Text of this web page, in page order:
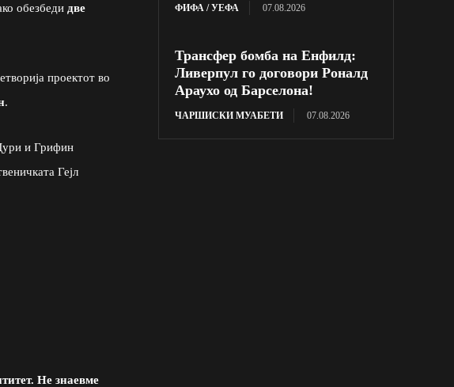
обезбеди две
проектот во
.
и Грифин
Гејл
Не знаевме
ФИФА / УЕФА 07.08.2026
Трансфер бомба на Енфилд:
Ливерпул го договори Роналд
Араухо од Барселона!
ЧАРШИСКИ МУАБЕТИ 07.08.2026